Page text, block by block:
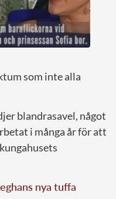
som inte alla
blandrasavel, något
i många år för att
nya tuffa